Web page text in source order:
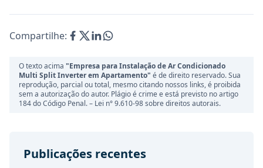
Compartilhe:
O texto acima "Empresa para Instalação de Ar Condicionado
Multi Split Inverter em Apartamento" é de direito reservado. Sua
reprodução, parcial ou total, mesmo citando nossos links, é proibida
sem a autorização do autor. Plágio é crime e está previsto no artigo
184 do Código Penal. – Lei n° 9.610-98 sobre direitos autorais.
Publicações recentes